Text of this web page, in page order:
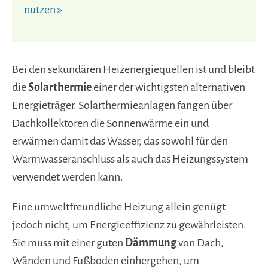
nutzen »
Bei den sekundären Heizenergiequellen ist und bleibt
dieSolarthermieeiner der wichtigsten alternativen
Energieträger. Solarthermieanlagen fangen über
Dachkollektoren die Sonnenwärme ein und
erwärmen damit das Wasser, das sowohl für den
Warmwasseranschluss als auch das Heizungssystem
verwendet werden kann.
Eine umweltfreundliche Heizung allein genügt
jedoch nicht, um Energieeffizienz zu gewährleisten.
Sie muss mit einer guten Dämmungvon Dach,
Wänden und Fußboden einhergehen, um